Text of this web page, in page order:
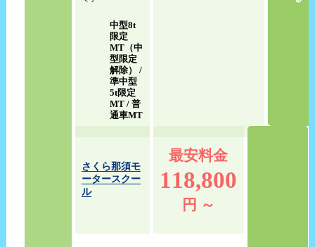
中型8t
限定
MT（中
型限定
解除） /
準中型
5t限定
MT / 普
通車MT
さくら那須モ
ータースクー
ル
最安料金
118,800
円 ～